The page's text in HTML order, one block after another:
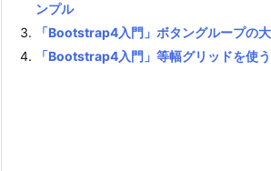
ンプル
「Bootstrap4入門」ボタングループの
「Bootstrap4入門」等幅グリッドを使